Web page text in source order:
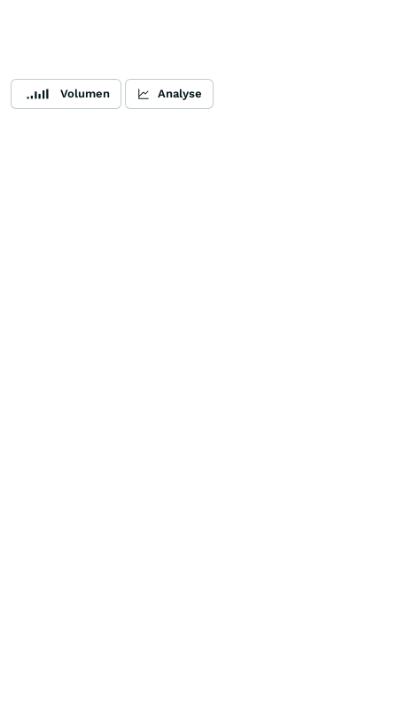
Volumen Analyse